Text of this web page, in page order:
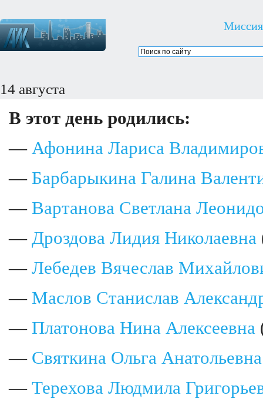
Миссия
14 августа
В этот день родились:
— Афонина Лариса
— Барбарыкина Галина
— Вартанова Светлана
— Дроздова Лидия Николаевна
— Лебедев Вячеслав
— Маслов Станислав
— Платонова Нина Алексеевна
— Святкина Ольга Анатольевна
— Терехова Людмила